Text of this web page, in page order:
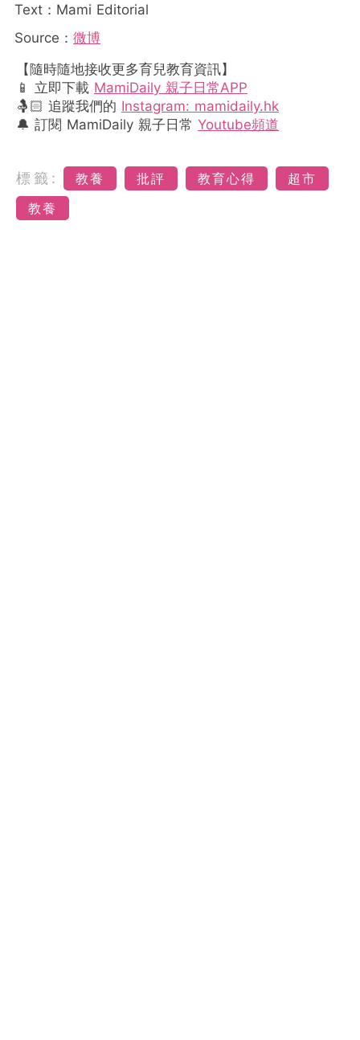
Text：Mami Editorial
Source： 微博
【隨時隨地接收更多育兒教育資訊】
📱 立即下載 MamiDaily 親子日常APP
🤱🏻 追蹤我們的 Instagram: mamidaily.hk
🔔 訂閱 MamiDaily 親子日常 Youtube頻道
標籤: 教養 批評 教育心得
超市
教養